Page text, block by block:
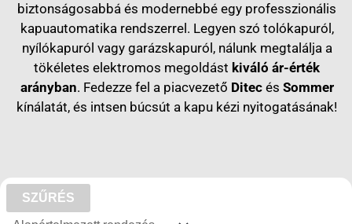
biztonságosabbá és modernebbé egy professzionális
kapuautomatika rendszerrel. Legyen szó tolókapuról,
nyílókapuról vagy garázskapuról, nálunk megtalálja a
tökéletes elektromos megoldást kiváló ár-érték
arányban. Fedezze fel a piacvezető Ditecés Sommer
kínálatát, és intsen búcsút a kapu kézi nyitogatásának!
SZŰRÉS